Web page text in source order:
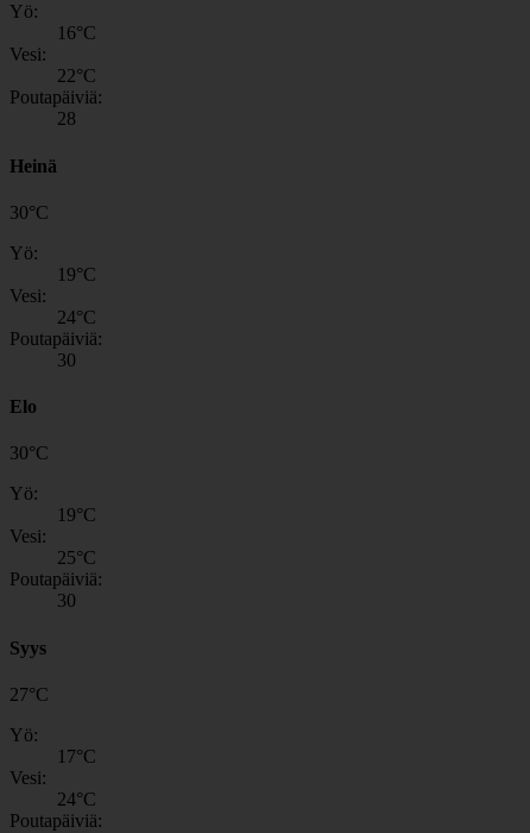
Yö:
16°C
Vesi:
22°C
Poutapäiviä:
28
Heinä
30°C
Yö:
19°C
Vesi:
24°C
Poutapäiviä:
30
Elo
30°C
Yö:
19°C
Vesi:
25°C
Poutapäiviä:
30
Syys
27°C
Yö:
17°C
Vesi:
24°C
Poutapäiviä: